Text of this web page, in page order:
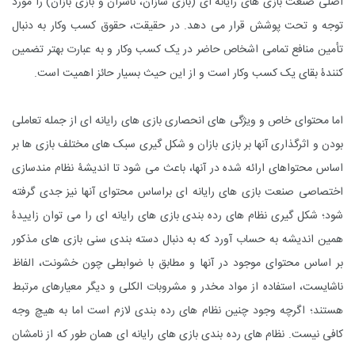
توجه و تحت پوشش قرار می دهد. در حقیقت، حقوق کسب وکار به دنبال
تأمین منافع تمامی اشخاص حاضر در یک کسب وکار و به عبارت بهتر تضمین
کنندۀ بقای یک کسب وکار است و از این حیث بسیار حائز اهمیت است.
اما محتوای خاص و ویژگی های انحصاری بازی های رایانه ای از جمله تعاملی
بودن و اثرگذاری آنها بر بازی بازان و شکل گیری سبک های مختلف بازی ها بر
اساس محتواهای ارائه شده در آنها، باعث می شود تا اندیشۀ نظام مندسازی
اختصاصی صنعت بازی های رایانه ای براساس محتوای آنها نیز جدی گرفته
شود؛ شکل گیری نظام های رده بندی بازی های رایانه ای را می توان زاییدۀ
همین اندیشه به حساب آورد که به دنبال دسته بندی سنی بازی های مذکور
بر اساس محتوای موجود در آنها و مطابق با ضوابطی چون خشونت، الفاظ
ناشایست، استفاده از مواد مخدر و مشروبات الکلی و دیگر معیارهای مرتبط
هستند؛ اگرچه وجود چنین نظام های رده بندی لازم است اما به هیچ وجه
کافی نیست. نظام های رده بندی بازی های رایانه ای همان طور که از نامشان